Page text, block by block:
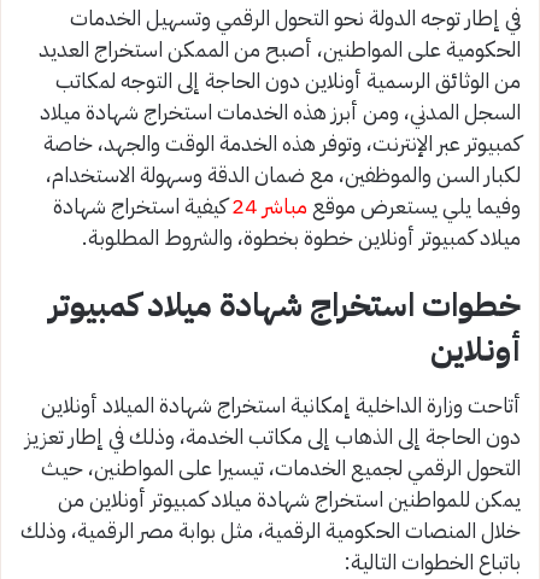
في إطار توجه الدولة نحو التحول الرقمي وتسهيل الخدمات
الحكومية على المواطنين، أصبح من الممكن استخراج العديد
من الوثائق الرسمية أونلاين دون الحاجة إلى التوجه لمكاتب
السجل المدني، ومن أبرز هذه الخدمات استخراج شهادة ميلاد
كمبيوتر عبر الإنترنت، وتوفر هذه الخدمة الوقت والجهد، خاصة
لكبار السن والموظفين، مع ضمان الدقة وسهولة الاستخدام،
وفيما يلي يستعرض موقع مباشر 24
كيفية استخراج شهادة
ميلاد كمبيوتر أونلاين خطوة بخطوة، والشروط المطلوبة.
خطوات استخراج شهادة ميلاد كمبيوتر
أونلاين
أتاحت وزارة الداخلية إمكانية استخراج شهادة الميلاد أونلاين
دون الحاجة إلى الذهاب إلى مكاتب الخدمة، وذلك في إطار تعزيز
التحول الرقمي لجميع الخدمات، تيسيرا على المواطنين، حيث
يمكن للمواطنين استخراج شهادة ميلاد كمبيوتر أونلاين من
خلال المنصات الحكومية الرقمية، مثل بوابة مصر الرقمية، وذلك
باتباع الخطوات التالية: